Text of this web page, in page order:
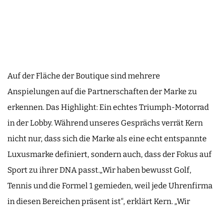
Auf der Fläche der Boutique sind mehrere
Anspielungen auf die Partnerschaften der Marke zu
erkennen. Das Highlight: Ein echtes Triumph-Motorrad
in der Lobby. Während unseres Gesprächs verrät Kern
nicht nur, dass sich die Marke als eine echt entspannte
Luxusmarke definiert, sondern auch, dass der Fokus auf
Sport zu ihrer DNA passt.„Wir haben bewusst Golf,
Tennis und die Formel 1 gemieden, weil jede Uhrenfirma
in diesen Bereichen präsent ist“, erklärt Kern. „Wir